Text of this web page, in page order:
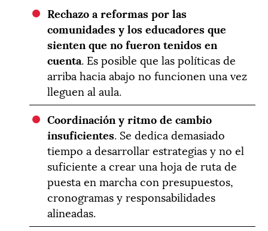
Rechazo a reformas por las
comunidades y los educadores que
sienten que no fueron tenidos en
cuenta. Es posible que las políticas de
arriba hacia abajo no funcionen una vez
lleguen al aula.
Coordinación y ritmo de cambio
insuficientes. Se dedica demasiado
tiempo a desarrollar estrategias y no el
suficiente a crear una hoja de ruta de
puesta en marcha con presupuestos,
cronogramas y responsabilidades
alineadas.